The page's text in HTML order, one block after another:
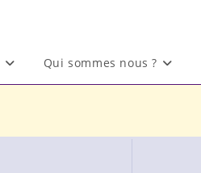
Qui sommes nous ?